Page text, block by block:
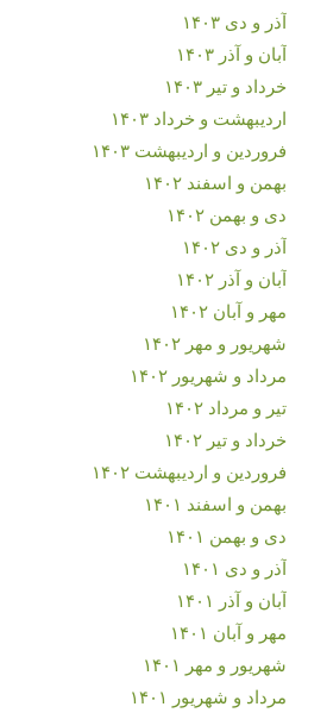
آذر و دی ۱۴۰۳
آبان و آذر ۱۴۰۳
خرداد و تیر ۱۴۰۳
اردیبهشت و خرداد ۱۴۰۳
فروردین و اردیبهشت ۱۴۰۳
بهمن و اسفند ۱۴۰۲
دی و بهمن ۱۴۰۲
آذر و دی ۱۴۰۲
آبان و آذر ۱۴۰۲
مهر و آبان ۱۴۰۲
شهریور و مهر ۱۴۰۲
مرداد و شهریور ۱۴۰۲
تیر و مرداد ۱۴۰۲
خرداد و تیر ۱۴۰۲
فروردین و اردیبهشت ۱۴۰۲
بهمن و اسفند ۱۴۰۱
دی و بهمن ۱۴۰۱
آذر و دی ۱۴۰۱
آبان و آذر ۱۴۰۱
مهر و آبان ۱۴۰۱
شهریور و مهر ۱۴۰۱
مرداد و شهریور ۱۴۰۱